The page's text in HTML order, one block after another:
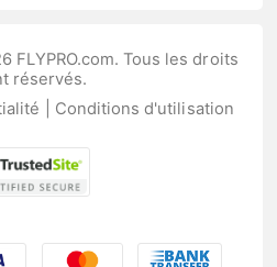
FLYPRO.com. Tous les droits
réservés.
Conditions d'utilisation